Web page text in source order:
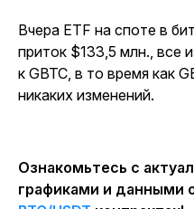
Вчера ETF на споте в
приток $133,5 млн., все
к GBTC, в то время как
никаких изменений.
Ознакомьтесь с
графиками и данными